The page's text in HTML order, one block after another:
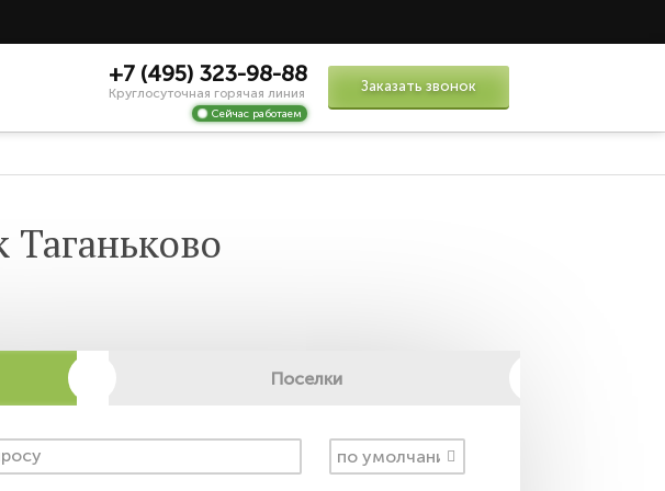
+7 (495) 323-98-88
Круглосуточная горячая линия
Сейчас работаем
Заказать звонок
Поселки